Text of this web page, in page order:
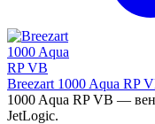
Breezart 1000 Aqua RP
1000 Aqua RP VB —
JetLogic.